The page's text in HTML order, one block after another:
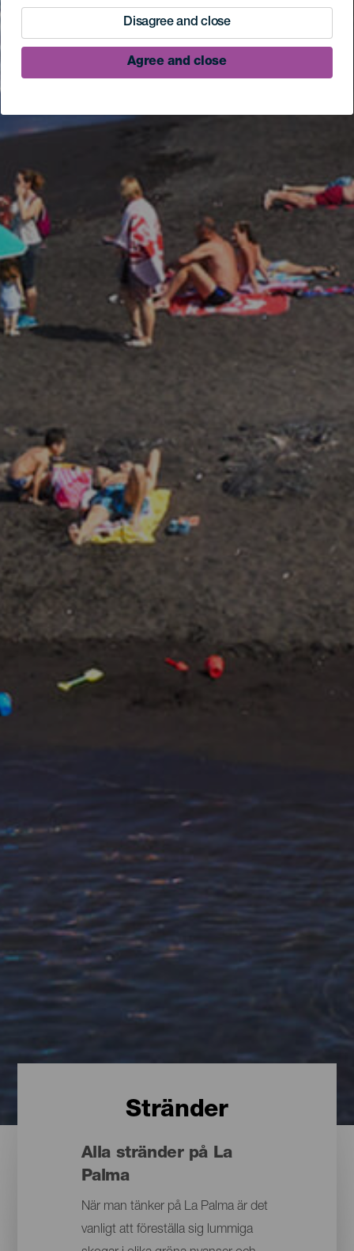
Disagree and close
Agree and close
Stränder
Alla stränder på La
Palma
När man tänker på La Palma är det
vanligt att föreställa sig lummiga